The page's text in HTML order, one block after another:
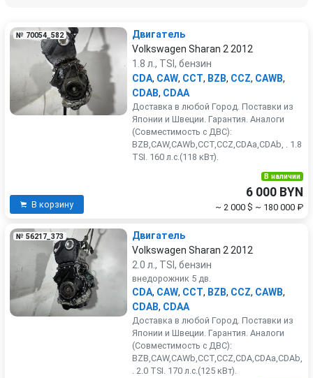
№ 70054_582
Двигатель
Volkswagen Sharan 2 2012
1.8 л., TSI, бензин
CDA, CAW, CCT, BZB, CCZ, CAWB,
CDAB, CDAA
Доставка в любой Город. Поставки из
Японии и Швеции. Гарантия. Аналоги
(Совместимость с ДВС):
BZB,CAW,CAWb,CCT,CCZ,CDAa,CDAb, . 1.8
TSI. 160 л.с.(118 кВт).
В корзину
В наличии
6 000 BYN
~ 2 000 $ ~ 180 000 ₽
№ 56217_373
Двигатель
Volkswagen Sharan 2 2012
2.0 л., TSI, бензин
внедорожник 5 дв.
CDA, CAW, CCT, BZB, CCZ, CAWB,
CDAB, CDAA
Доставка в любой Город. Поставки из
Японии и Швеции. Гарантия. Аналоги
(Совместимость с ДВС):
BZB,CAW,CAWb,CCT,CCZ,CDA,CDAa,CDAb,
. 2.0 TSI. 170 л.с.(125 кВт).